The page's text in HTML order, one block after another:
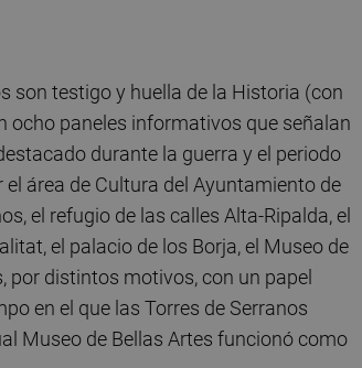
son testigo y huella de la Historia (con
ocho paneles informativos que señalan
durante la guerra y el periodo
el área de Cultura del Ayuntamiento de
el refugio de las calles Alta-Ripalda, el
el palacio de los Borja, el Museo de
por distintos motivos, con un papel
en el que las Torres de Serranos
Museo de Bellas Artes funcionó como